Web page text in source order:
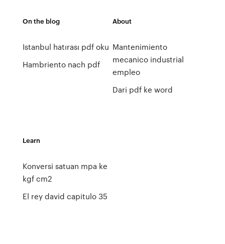
On the blog
Istanbul hatırası pdf oku
Hambriento nach pdf
About
Mantenimiento
mecanico industrial
empleo
Dari pdf ke word
Learn
Konversi satuan mpa ke
kgf cm2
El rey david capitulo 35